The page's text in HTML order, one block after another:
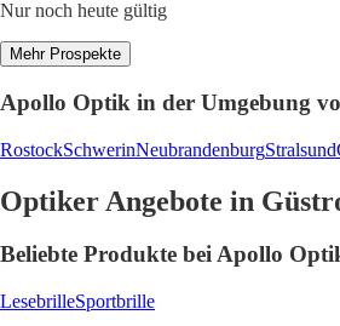
Nur noch heute gültig
Mehr Prospekte
Apollo Optik in der Umgebung
RostockSchwerinNeubrandenburgStralsund
Optiker Angebote in
Beliebte Produkte bei Apollo
LesebrilleSportbrille